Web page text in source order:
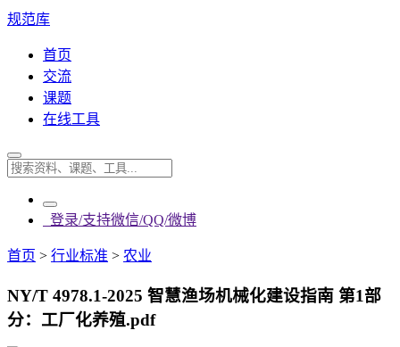
规范库
首页
交流
课题
在线工具
登录/支持微信/QQ/微博
首页 > 行业标准 > 农业
NY/T 4978.1-2025 智慧渔场机械化建设指南 第1部
分：工厂化养殖.pdf